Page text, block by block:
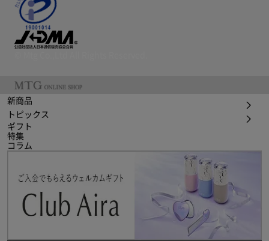
新商品
トピックス
ギフト
特集
コラム